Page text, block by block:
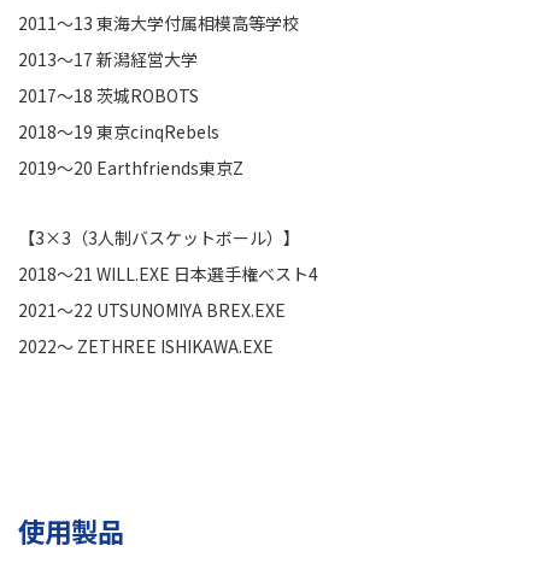
2011～13 東海大学付属相模高等学校
2013～17 新潟経営大学
2017〜18 茨城ROBOTS
2018〜19 東京cinqRebels
2019〜20 Earthfriends東京Z
【3×3（3人制バスケットボール）】
2018〜21 WILL.EXE 日本選手権ベスト4
2021〜22 UTSUNOMIYA BREX.EXE
2022～ ZETHREE ISHIKAWA.EXE
使用製品